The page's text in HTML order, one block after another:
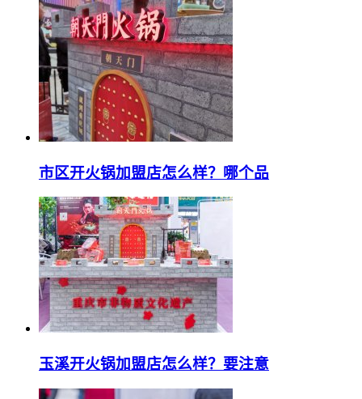
市区开火锅加盟店怎么样？哪个品
玉溪开火锅加盟店怎么样？要注意